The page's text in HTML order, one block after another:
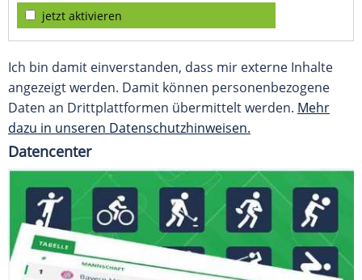
jetzt aktivieren
Ich bin damit einverstanden, dass mir externe Inhalte
angezeigt werden. Damit können personenbezogene
Daten an Drittplattformen übermittelt werden. Mehr
dazu in unseren Datenschutzhinweisen.
Datencenter